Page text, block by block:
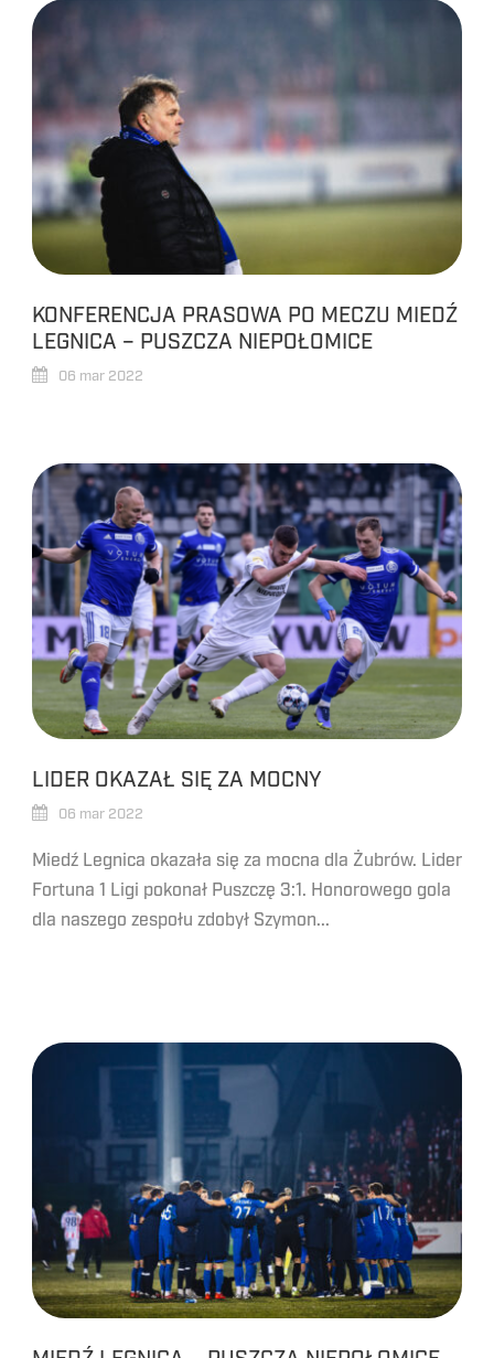
KONFERENCJA PRASOWA PO MECZU MIEDŹ
LEGNICA – PUSZCZA NIEPOŁOMICE
06 mar 2022
LIDER OKAZAŁ SIĘ ZA MOCNY
06 mar 2022
Miedź Legnica okazała się za mocna dla Żubrów. Lider
Fortuna 1 Ligi pokonał Puszczę 3:1. Honorowego gola
dla naszego zespołu zdobył Szymon...